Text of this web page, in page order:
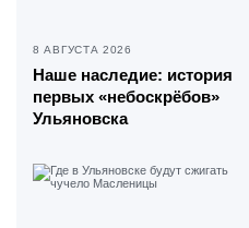
8 АВГУСТА 2026
Наше наследие: история
первых «небоскрёбов»
Ульяновска